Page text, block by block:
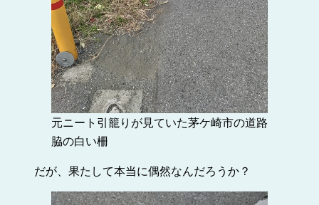
元ニート引籠りが見ていた茅ケ崎市の道路
脇の白い柵
だが、果たして本当に偶然なんだろうか？